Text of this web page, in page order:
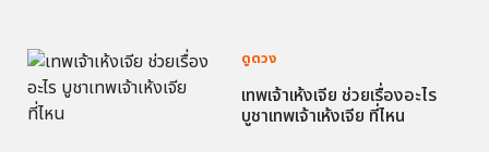
ดูดวง
เทพเจ้าเห้งเจีย ช่วยเรื่องอะไร
บูชาเทพเจ้าเห้งเจีย ที่ไหน